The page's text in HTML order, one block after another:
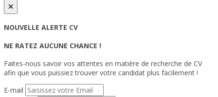
×
NOUVELLE ALERTE CV
NE RATEZ AUCUNE CHANCE !
Faites-nous savoir vos attentes en matière de recherche de CV
afin que vous puissiez trouver votre candidat plus facilement !
E-mail